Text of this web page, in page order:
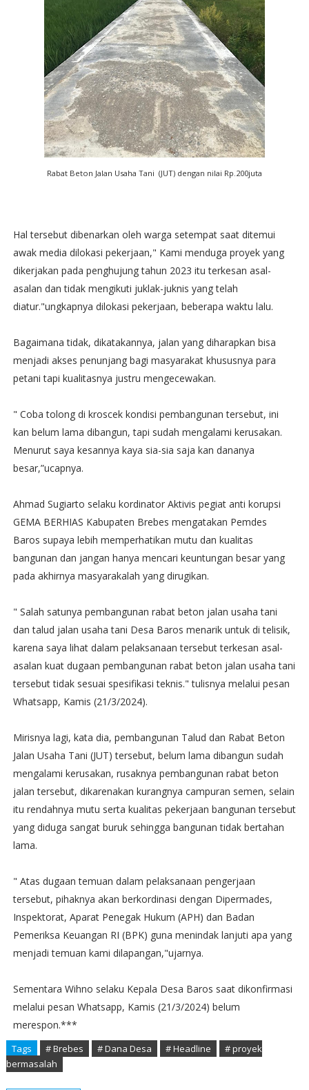
Rabat Beton Jalan Usaha Tani (JUT) dengan nilai Rp.200juta
Hal tersebut dibenarkan oleh warga setempat saat ditemui
awak media dilokasi pekerjaan," Kami menduga proyek yang
dikerjakan pada penghujung tahun 2023 itu terkesan asal-
asalan dan tidak mengikuti juklak-juknis yang telah
diatur."ungkapnya dilokasi pekerjaan, beberapa waktu lalu.
Bagaimana tidak, dikatakannya, jalan yang diharapkan bisa
menjadi akses penunjang bagi masyarakat khususnya para
petani tapi kualitasnya justru mengecewakan.
" Coba tolong di kroscek kondisi pembangunan tersebut, ini
kan belum lama dibangun, tapi sudah mengalami kerusakan.
Menurut saya kesannya kaya sia-sia saja kan dananya
besar,”ucapnya.
Ahmad Sugiarto selaku kordinator Aktivis pegiat anti korupsi
GEMA BERHIAS Kabupaten Brebes mengatakan Pemdes
Baros supaya lebih memperhatikan mutu dan kualitas
bangunan dan jangan hanya mencari keuntungan besar yang
pada akhirnya masyarakalah yang dirugikan.
" Salah satunya pembangunan rabat beton jalan usaha tani
dan talud jalan usaha tani Desa Baros menarik untuk di telisik,
karena saya lihat dalam pelaksanaan tersebut terkesan asal-
asalan kuat dugaan pembangunan rabat beton jalan usaha tani
tersebut tidak sesuai spesifikasi teknis." tulisnya melalui pesan
Whatsapp, Kamis (21/3/2024).
Mirisnya lagi, kata dia, pembangunan Talud dan Rabat Beton
Jalan Usaha Tani (JUT) tersebut, belum lama dibangun sudah
mengalami kerusakan, rusaknya pembangunan rabat beton
jalan tersebut, dikarenakan kurangnya campuran semen, selain
itu rendahnya mutu serta kualitas pekerjaan bangunan tersebut
yang diduga sangat buruk sehingga bangunan tidak bertahan
lama.
" Atas dugaan temuan dalam pelaksanaan pengerjaan
tersebut, pihaknya akan berkordinasi dengan Dipermades,
Inspektorat, Aparat Penegak Hukum (APH) dan Badan
Pemeriksa Keuangan RI (BPK) guna menindak lanjuti apa yang
menjadi temuan kami dilapangan,"ujarnya.
Sementara Wihno selaku Kepala Desa Baros saat dikonfirmasi
melalui pesan Whatsapp, Kamis (21/3/2024) belum
merespon.***
Tags # Brebes # Dana Desa # Headline
# proyek
bermasalah